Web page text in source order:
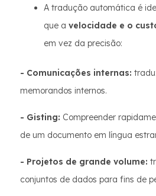
A tradução automática é
que a velocidade e o
em vez da precisão:
- Comunicações internas:
memorandos internos.
- Gisting: Compreender
de um documento em língua
- Projetos de grande volume:
conjuntos de dados para fins de